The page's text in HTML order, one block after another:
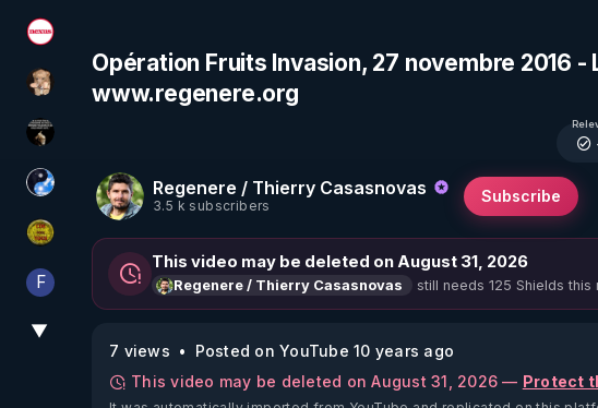
Magazine Nexus
DataCenter
Infos et vérité
Chercheur de vérité
CDS pour TOUS
FFinalscape
▼
Opération Fruits Invasion, 27 novembre 2016
www.regenere.org
Regenere / Thierry Casasnovas
3.5 k subscribers
Subscribe
This video may be deleted on August 31, 2026
Regenere / Thierry Casasnovas still needs 125 Shields
7 views
Posted on YouTube 10 years ago
This video may be deleted on August 31, 2026 — Protect